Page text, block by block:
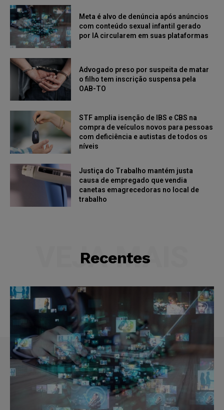
Meta é alvo de denúncia após anúncios
com conteúdo sexual infantil gerado
por IA circularem em suas plataformas
Advogado preso por suspeita de matar
o filho tem inscrição suspensa pela
OAB-TO
STF amplia isenção de IBS e CBS na
compra de veículos novos para pessoas
com deficiência e autistas de todos os
níveis
Justiça do Trabalho mantém justa
causa de empregado que vendia
canetas emagrecedoras no local de
trabalho
Recentes
VEJA MAIS